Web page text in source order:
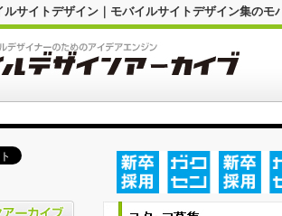
ルサイトデザイン｜モバイルサイトデザイン集の